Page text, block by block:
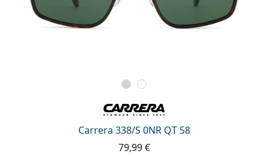
Carrera 338/S 0NR QT 58
79,99 €